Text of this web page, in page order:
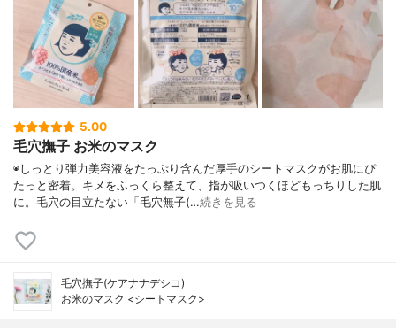
5.00
毛穴撫子 お米のマスク
◉しっとり弾力美容液をたっぷり含んだ厚手のシートマスクがお肌にぴ
たっと密着。キメをふっくら整えて、指が吸いつくほどもっちりした肌
に。毛穴の目立たない「毛穴無子(…続きを見る
毛穴撫子(ケアナナデシコ)
お米のマスク <シートマスク>